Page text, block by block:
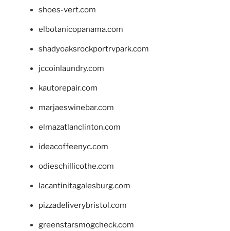
shoes-vert.com
elbotanicopanama.com
shadyoaksrockportrvpark.com
jccoinlaundry.com
kautorepair.com
marjaeswinebar.com
elmazatlanclinton.com
ideacoffeenyc.com
odieschillicothe.com
lacantinitagalesburg.com
pizzadeliverybristol.com
greenstarsmogcheck.com